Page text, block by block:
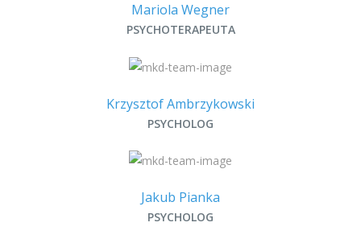
Mariola Wegner
PSYCHOTERAPEUTA
Krzysztof Ambrzykowski
PSYCHOLOG
Jakub Pianka
PSYCHOLOG